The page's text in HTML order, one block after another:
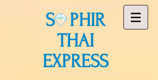
S PHIR
THAI
EXPRESS